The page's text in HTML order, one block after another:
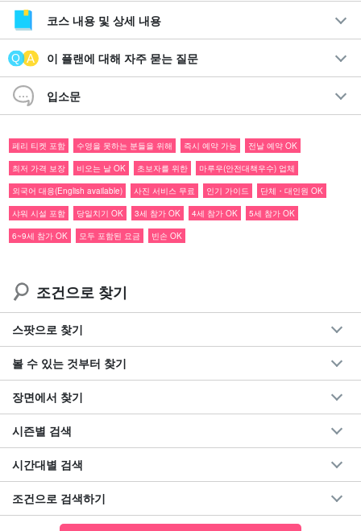
페리 티켓 포함특별 가격으로 안내☆.
세계유산 이리오모테 섬에서맹그로브 SUPor 카누
국내 최대 규모의 이리오모테 섬의 맹그로브 숲을 SUPor 카누로 즐
이리오모테 섬이 '이리오모테 섬
유를 알 수 있을 것이다! 어린 아이들도 함께 즐길 수 있으니 부담 없
이 참가해 주세요.
NEW】누적 참가인원 30만 명 돌파!
关键词1일40名限定の当サイトオリジナルプラン
마루우(안전대책 우수) 업체
사진 데이터 무료 제공
투어 장비 무료 대여 포함
투어 참가자 특전 페이지 증정
수난구조대원 자격증을 소지한 가이드의 지원
코스 내용 및 상세 내용
이 플랜에 대해 자주 묻는 질문
입소문
페리 티켓 포함 수영을 못하는 분들을 위해 즉시 예약 가능
전날 예약 OK
최저 가격 보장
비오는 날 OK 초보자를 위한
마루우(안전대책우수) 업체
외국어 대응(English available)
사진 서비스 무료 인기 가이드
단체・대인원 OK
샤워 시설 포함
당일치기 OK 3세 참가 OK 4세 참가 OK
5세 참가 OK
6~9세 참가 OK
모두 포함된 요금 빈손 OK
조건으로 찾기
스팟으로 찾기
볼 수 있는 것부터 찾기
장면에서 찾기
시즌별 검색
시간대별 검색
조건으로 검색하기